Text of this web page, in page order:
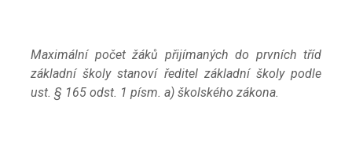
Maximální počet žáků přijímaných do prvních tříd
základní školy stanoví ředitel základní školy podle
ust. § 165 odst. 1 písm. a) školského zákona.